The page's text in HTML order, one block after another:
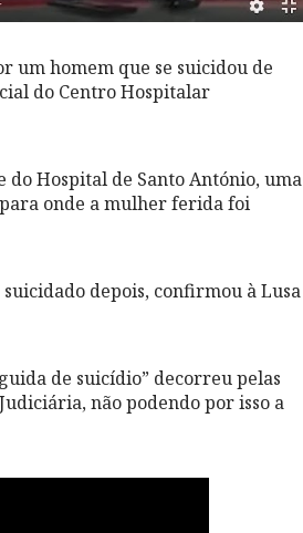
um homem que se suicidou de
do Centro Hospitalar
do Hospital de Santo António, uma
onde a mulher ferida foi
depois, confirmou à Lusa
de suicídio” decorreu pelas
não podendo por isso a